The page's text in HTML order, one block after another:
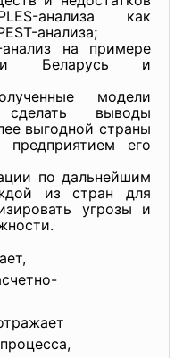
анализа как
анализа;
анализ на примере
Беларусь и
модели
сделать выводы
выгодной страны
предприятием его
по дальнейшим
из стран для
угрозы и